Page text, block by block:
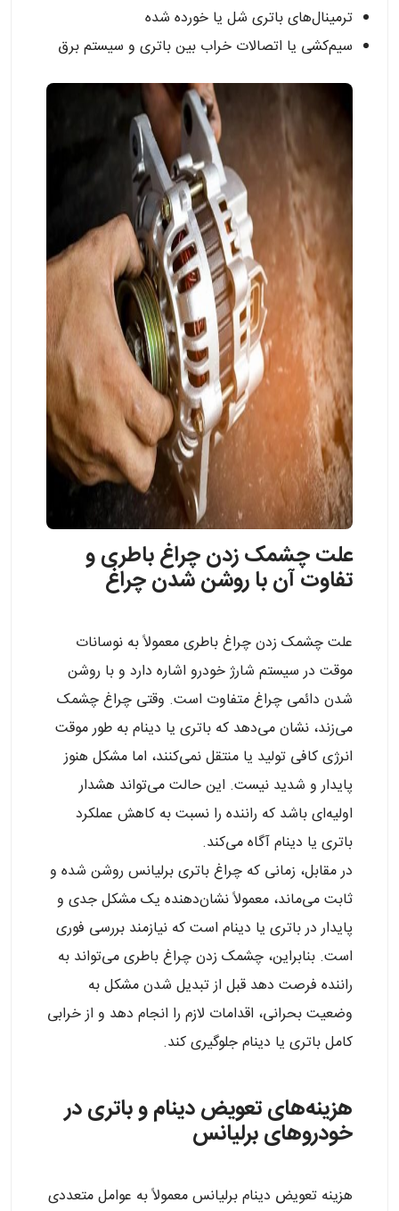
ترمینال‌های باتری شل یا خورده شده
سیم‌کشی یا اتصالات خراب بین باتری و سیستم برق
علت چشمک زدن چراغ باطری و
تفاوت آن با روشن شدن چراغ
علت چشمک زدن چراغ باطری معمولاً به نوسانات
موقت در سیستم شارژ خودرو اشاره دارد و با روشن
شدن دائمی چراغ متفاوت است. وقتی چراغ چشمک
می‌زند، نشان می‌دهد که باتری یا دینام به طور موقت
انرژی کافی تولید یا منتقل نمی‌کنند، اما مشکل هنوز
پایدار و شدید نیست. این حالت می‌تواند هشدار
اولیه‌ای باشد که راننده را نسبت به کاهش عملکرد
باتری یا دینام آگاه می‌کند.
در مقابل، زمانی که چراغ باتری برلیانس روشن شده و
ثابت می‌ماند، معمولاً نشان‌دهنده یک مشکل جدی و
پایدار در باتری یا دینام است که نیازمند بررسی فوری
است. بنابراین، چشمک زدن چراغ باطری می‌تواند به
راننده فرصت دهد قبل از تبدیل شدن مشکل به
وضعیت بحرانی، اقدامات لازم را انجام دهد و از خرابی
کامل باتری یا دینام جلوگیری کند.
هزینه‌های تعویض دینام و باتری در
خودروهای برلیانس
هزینه تعویض دینام برلیانس معمولاً به عوامل متعددی